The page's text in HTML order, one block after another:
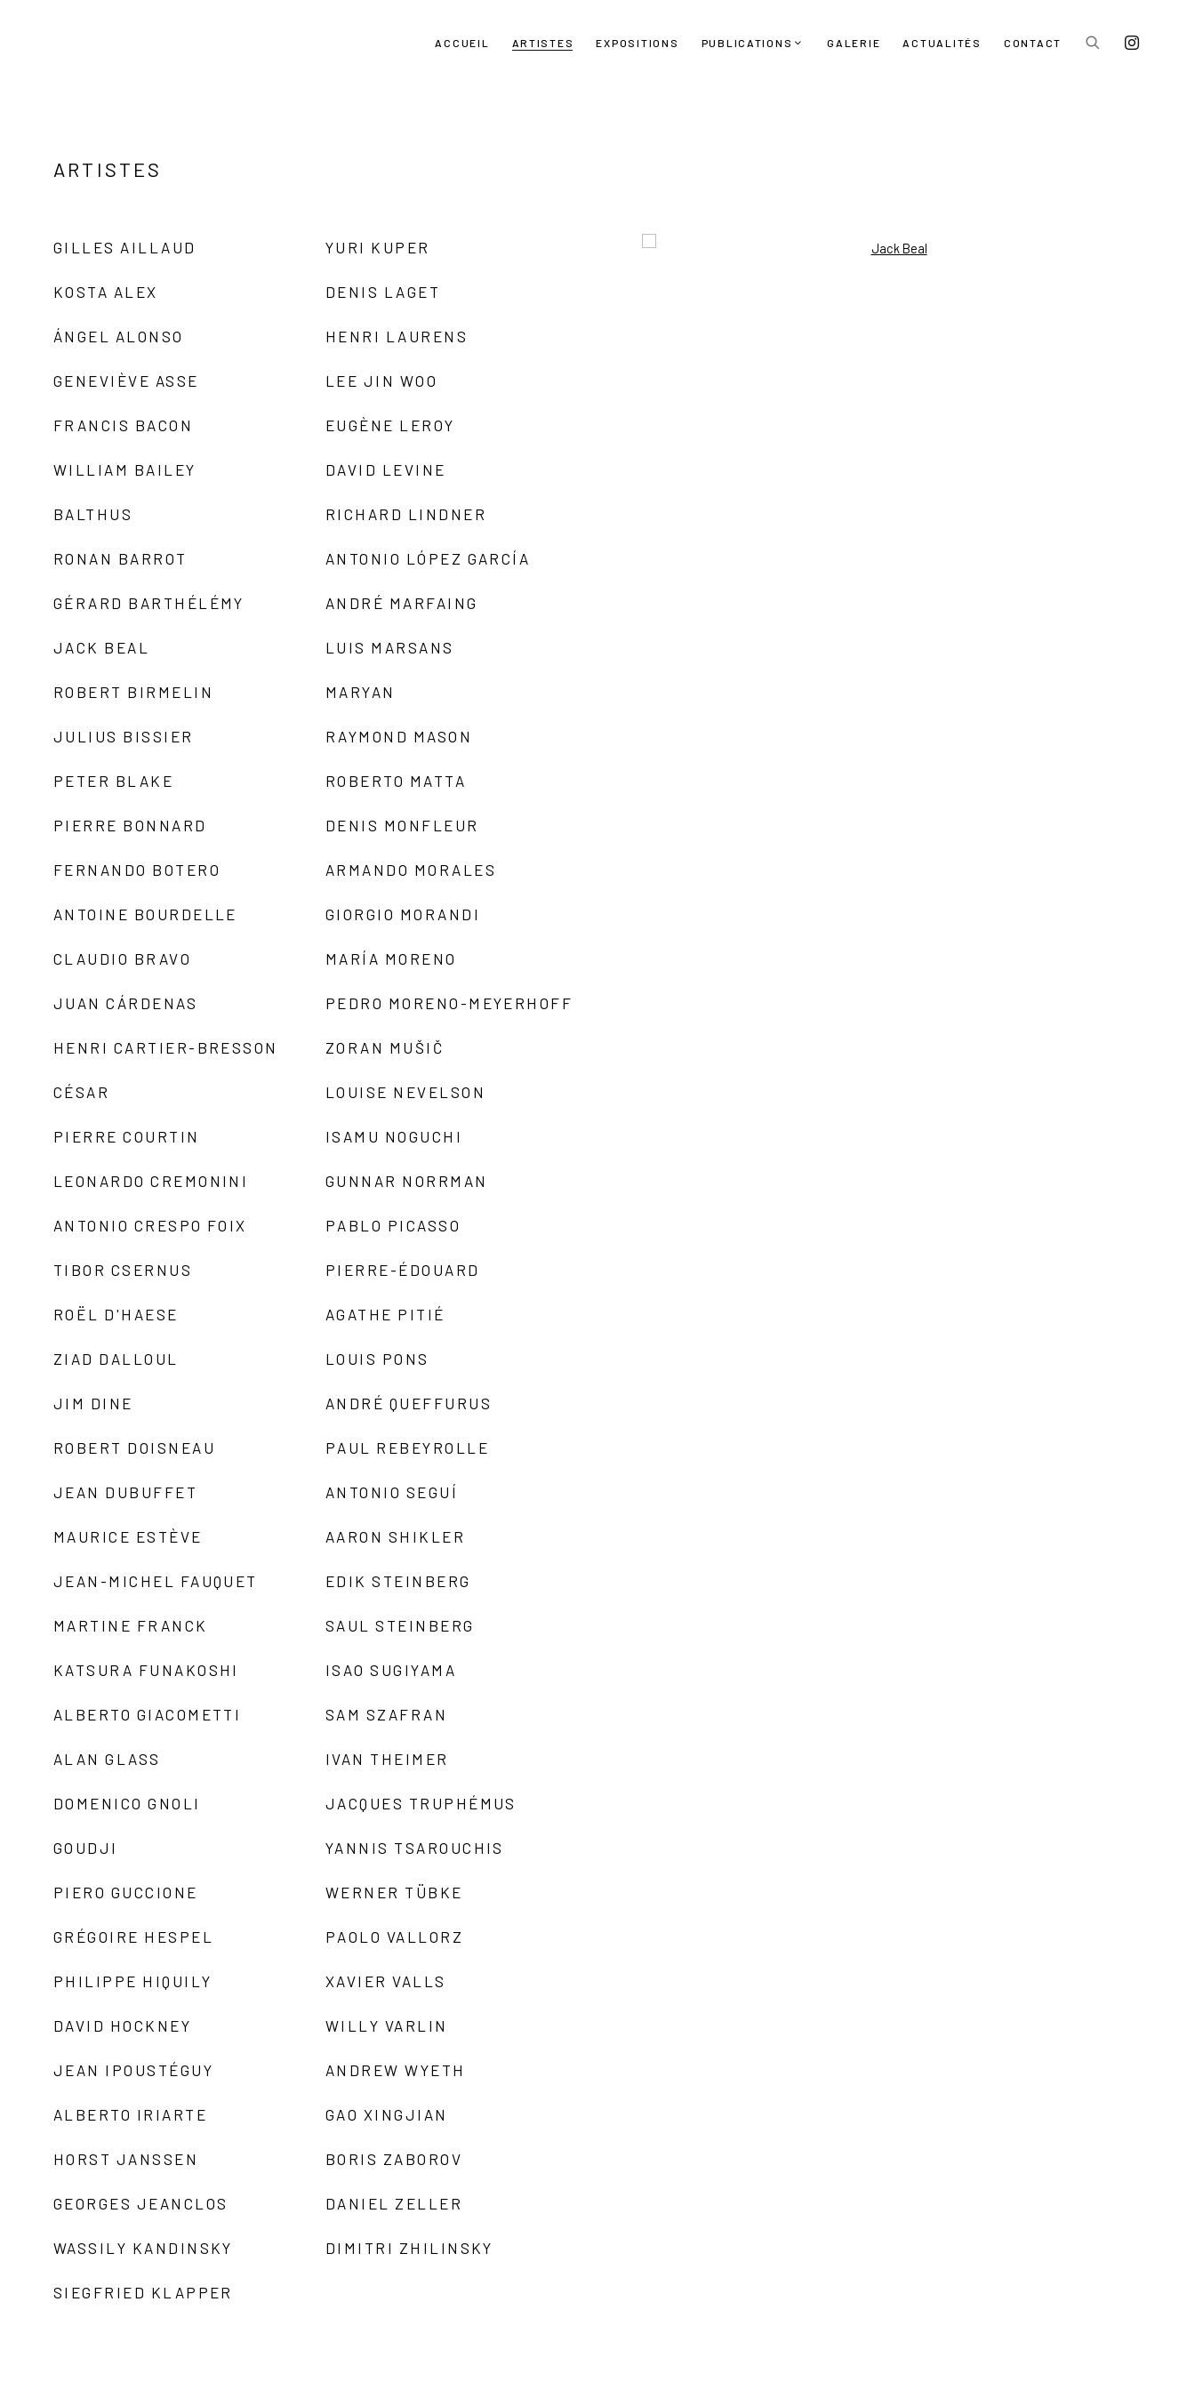
ACCUEIL ARTISTES EXPOSITIONS PUBLICATIONS GALERIE ACTUALITÉS CONTACT
ARTISTES
GILLES AILLAUD
KOSTA ALEX
ÁNGEL ALONSO
GENEVIÈVE ASSE
FRANCIS BACON
WILLIAM BAILEY
BALTHUS
RONAN BARROT
GÉRARD BARTHÉLÉMY
JACK BEAL
ROBERT BIRMELIN
JULIUS BISSIER
PETER BLAKE
PIERRE BONNARD
FERNANDO BOTERO
ANTOINE BOURDELLE
CLAUDIO BRAVO
JUAN CÁRDENAS
HENRI CARTIER-BRESSON
CÉSAR
PIERRE COURTIN
LEONARDO CREMONINI
ANTONIO CRESPO FOIX
TIBOR CSERNUS
ROËL D'HAESE
ZIAD DALLOUL
JIM DINE
ROBERT DOISNEAU
JEAN DUBUFFET
MAURICE ESTÈVE
JEAN-MICHEL FAUQUET
MARTINE FRANCK
KATSURA FUNAKOSHI
ALBERTO GIACOMETTI
ALAN GLASS
DOMENICO GNOLI
GOUDJI
PIERO GUCCIONE
GRÉGOIRE HESPEL
PHILIPPE HIQUILY
DAVID HOCKNEY
JEAN IPOUSTÉGUY
ALBERTO IRIARTE
HORST JANSSEN
GEORGES JEANCLOS
WASSILY KANDINSKY
SIEGFRIED KLAPPER
YURI KUPER
DENIS LAGET
HENRI LAURENS
LEE JIN WOO
EUGÈNE LEROY
DAVID LEVINE
RICHARD LINDNER
ANTONIO LÓPEZ GARCÍA
ANDRÉ MARFAING
LUIS MARSANS
MARYAN
RAYMOND MASON
ROBERTO MATTA
DENIS MONFLEUR
ARMANDO MORALES
GIORGIO MORANDI
MARÍA MORENO
PEDRO MORENO-MEYERHOFF
ZORAN MUŠIČ
LOUISE NEVELSON
ISAMU NOGUCHI
GUNNAR NORRMAN
PABLO PICASSO
PIERRE-ÉDOUARD
AGATHE PITIÉ
LOUIS PONS
ANDRÉ QUEFFURUS
PAUL REBEYROLLE
ANTONIO SEGUÍ
AARON SHIKLER
EDIK STEINBERG
SAUL STEINBERG
ISAO SUGIYAMA
SAM SZAFRAN
IVAN THEIMER
JACQUES TRUPHÉMUS
YANNIS TSAROUCHIS
WERNER TÜBKE
PAOLO VALLORZ
XAVIER VALLS
WILLY VARLIN
ANDREW WYETH
GAO XINGJIAN
BORIS ZABOROV
DANIEL ZELLER
DIMITRI ZHILINSKY